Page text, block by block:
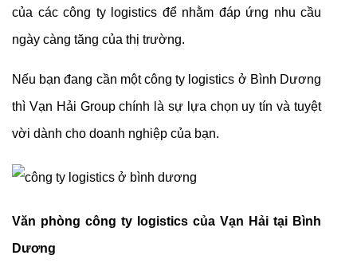
của các công ty logistics để nhằm đáp ứng nhu cầu
ngày càng tăng của thị trường.
Nếu bạn đang cần một công ty logistics ở Bình Dương
thì Vạn Hải Group chính là sự lựa chọn uy tín và tuyệt
vời dành cho doanh nghiệp của bạn.
Văn phòng công ty logistics của Vạn Hải tại Bình
Dương